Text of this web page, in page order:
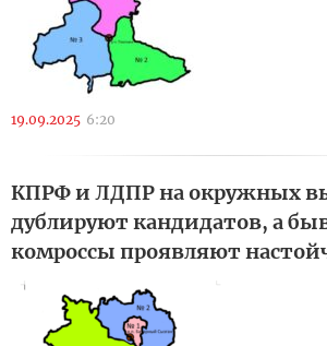
19.09.2025 6:20
КПРФ и ЛДПР на окружных
дублируют кандидатов, а
комроссы проявляют